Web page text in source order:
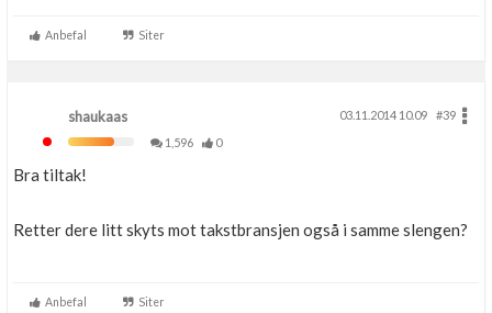
Anbefal Siter
shaukaas 03.11.2014 10.09
#39
1,596
0
Bra tiltak!
Retter dere litt skyts mot takstbransjen også i samme slengen?
Anbefal Siter